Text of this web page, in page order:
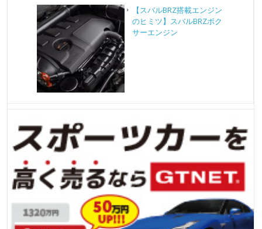
【スバルBRZ搭載エンジン
のヒミツ】スバルBRZボク
サーエンジン